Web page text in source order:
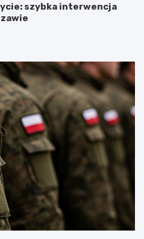
szybka interwencja